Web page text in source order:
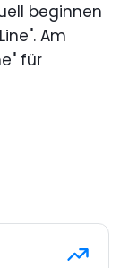
beginnen
Am
für